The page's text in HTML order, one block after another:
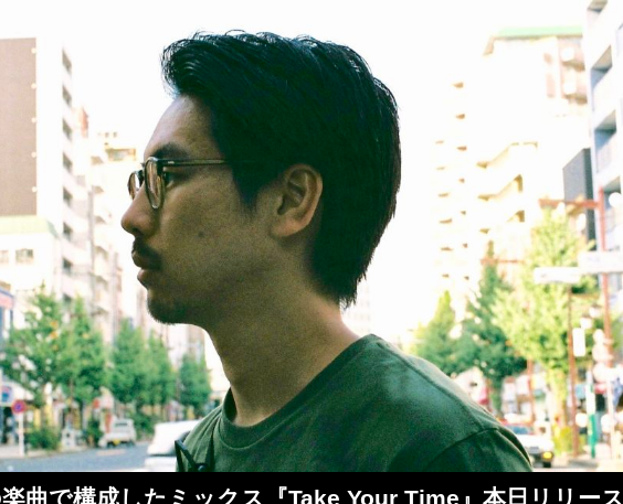
曲で構成したミックス『Take Your Time』本日リリース